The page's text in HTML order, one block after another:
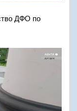
ДФО по